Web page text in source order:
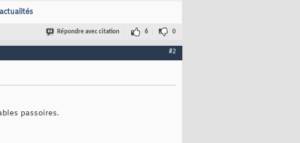
Répondre avec citation 6 0
#2
passoires.